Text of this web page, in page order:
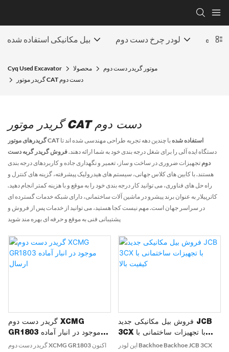
بیل مکانیکی استفاده شده لودر چرخ دست دوم
Cyq Used Excavator محصولا
موتور گریدر دست دوم
گریدر موتور CAT دست دوم
گریدر موتور CAT دست دوم
گریدرهای موتور CAT استفاده شده با چندین دهه تجربه طراحی مهندسی شده اند تا
دستگاه ایده آلی را برای شغل درجه بندی خود به شما ارائه دهند.فروش گریدر گربه دست
دوم تجهیزات ضروری در ساخت و ساز، تعمیر و نگهداری جاده و کاربردهای درجه بندی
هستند. با کابین های کلاس جهانی، سیستم های هیدرولیک پیشرفته، گزینه های کنترل و
راه حل های فناوری، می توانید کار درجه بندی خود را به موقع و با هزینه کمتر انجام دهید.
کاترپیلار به عنوان برند پیشرو در ماشین آلات ساختمانی، دارای شبکه خدمات گسترده ای
در سراسر جهان است. مهم نیست کجا هستید، می توانید از خدمات پس از فروش و
گریدر دست دوم XCMG
GR1803 موجود در انبار آماده
ارسال
گریدر دست دوم XCMG GR1803 اکنون
فروش بیل مکانیکی جدید JCB
3CX با تجهیزات ساختمانی با
کیفیت بالا
این لودر Backhoe Backhoe JCB 3CX